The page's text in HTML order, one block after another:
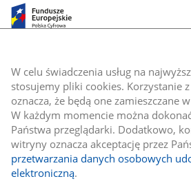
W celu świadczenia usług na
stosujemy pliki cookies. Korzystanie
oznacza, że będą one zamieszczane
W każdym momencie można
Państwa przeglądarki. Dodatkowo,
witryny oznacza akceptację przez
przetwarzania danych osobowych
elektroniczną.